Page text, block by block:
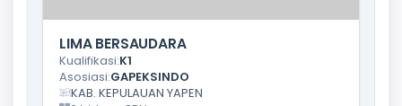
LIMA BERSAUDARA
Kualifikasi:K1
Asosiasi:GAPEKSINDO
KAB. KEPULAUAN YAPEN